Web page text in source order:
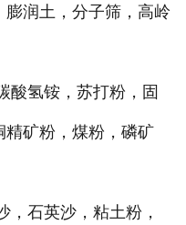
润土，分子筛，高岭
酸氢铵，苏打粉，固
矿粉，煤粉，磷矿
，石英沙，粘土粉，